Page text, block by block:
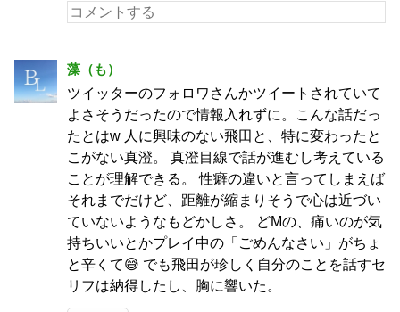
藻（も）
ツイッターのフォロワさんかツイートされていて
よさそうだったので情報入れずに。こんな話だっ
たとはw 人に興味のない飛田と、特に変わったと
こがない真澄。 真澄目線で話が進むし考えている
ことが理解できる。 性癖の違いと言ってしまえば
それまでだけど、距離が縮まりそうで心は近づい
ていないようなもどかしさ。 どMの、痛いのが気
持ちいいとかプレイ中の「ごめんなさい」がちょ
と辛くて😅 でも飛田が珍しく自分のことを話すセ
リフは納得したし、胸に響いた。